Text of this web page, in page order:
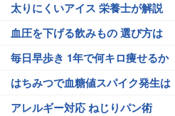
太りにくいアイス 栄養士が解説
血圧を下げる飲みもの 選び方は
毎日早歩き 1年で何キロ痩せるか
はちみつで血糖値スパイク発生は
アレルギー対応 ねじりパン術